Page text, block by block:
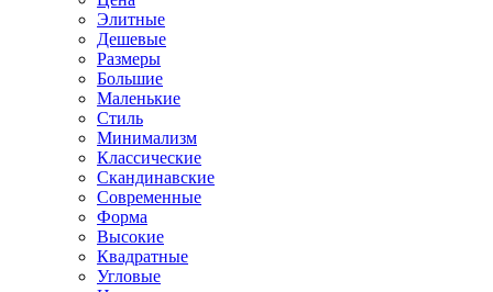
Элитные
Дешевые
Размеры
Большие
Маленькие
Стиль
Минимализм
Классические
Скандинавские
Современные
Форма
Высокие
Квадратные
Угловые